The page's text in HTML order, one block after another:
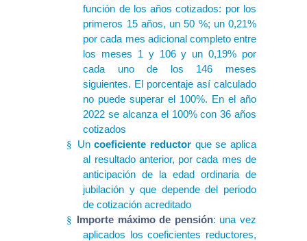
función de los años cotizados: por los
primeros 15 años, un 50 %; un 0,21%
por cada mes adicional completo entre
los meses 1 y 106 y un 0,19% por
cada uno de los 146 meses
siguientes. El porcentaje así calculado
no puede superar el 100%. En el año
2022 se alcanza el 100% con 36 años
cotizados
§ Uncoeficiente reductor que se aplica
al resultado anterior, por cada mes de
anticipación de la edad ordinaria de
jubilación y que depende del periodo
de cotización acreditado
§ Importe máximo de pensión: una vez
aplicados los coeficientes reductores,